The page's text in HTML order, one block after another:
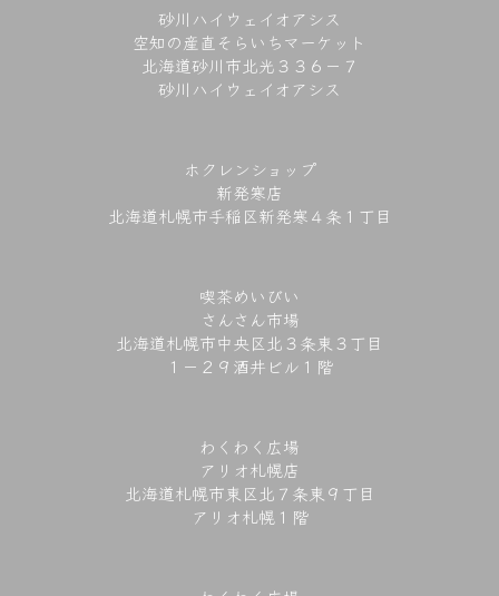
砂川ハイウェイオアシス
空知の産直そらいちマーケット
北海道砂川市北光３３６－７
砂川ハイウェイオアシス
ホクレンショップ
新発寒店
北海道札幌市手稲区新発寒４条１丁目
喫茶めいびい
さんさん市場
北海道札幌市中央区北３条東３丁目
１－２９酒井ビル１階
わくわく広場
アリオ札幌店
北海道札幌市東区北７条東９丁目
アリオ札幌１階